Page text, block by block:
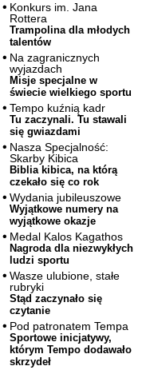
Konkurs im. Jana
Rottera
Trampolina dla młodych
talentów
Na zagranicznych
wyjazdach
Misje specjalne w
świecie wielkiego sportu
Tempo kuźnią kadr
Tu zaczynali. Tu stawali
się gwiazdami
Nasza Specjalność:
Skarby Kibica
Biblia kibica, na którą
czekało się co rok
Wydania jubileuszowe
Wyjątkowe numery na
wyjątkowe okazje
Medal Kalos Kagathos
Nagroda dla niezwykłych
ludzi sportu
Wasze ulubione, stałe
rubryki
Stąd zaczynało się
czytanie
Pod patronatem Tempa
Sportowe inicjatywy,
którym Tempo dodawało
skrzydeł